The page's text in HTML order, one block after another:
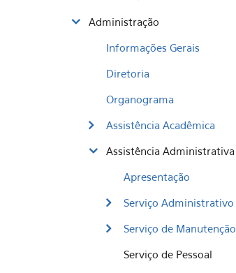
Administração
Informações Gerais
Diretoria
Organograma
Assistência Acadêmica
Assistência Administrativa
Apresentação
Serviço Administrativo
Serviço de Manutenção
Serviço de Pessoal